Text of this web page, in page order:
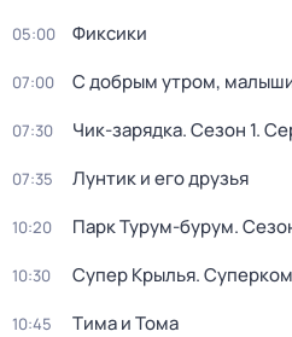
05:00 Фиксики
07:00 С добрым утром,
07:30 Чик-зарядка. Сезон 1.
07:35 Лунтик и его друзья
10:20 Парк Турум-бурум.
10:30 Супер Крылья.
10:45 Тима и Тома